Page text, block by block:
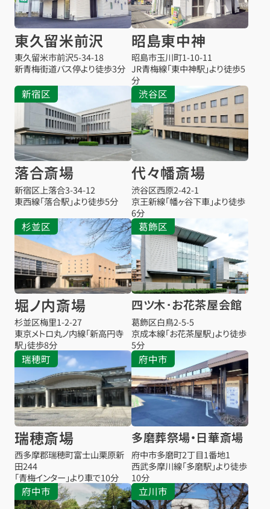
東久留米前沢
東久留米市前沢5-34-18
新青梅街道バス停より徒歩3分
昭島東中神
昭島市玉川町1-10-11
JR青梅線「東中神駅」より徒歩5
分
新宿区
落合斎場
新宿区上落合3-34-12
東西線「落合駅」より徒歩5分
渋谷区
代々幡斎場
渋谷区西原2-42-1
京王新線「幡ヶ谷下車」より徒歩
6分
杉並区
堀ノ内斎場
杉並区梅里1-2-27
東京メトロ丸ノ内線「新高円寺
駅」徒歩8分
葛飾区
四ツ木･お花茶屋会館
葛飾区白鳥2-5-5
京成本線「お花茶屋駅」より徒歩
5分
瑞穂町
瑞穂斎場
西多摩郡瑞穂町富士山栗原新
田244
「青梅インター」より車で10分
府中市
多磨葬祭場・日華斎場
府中市多磨町2丁目1番地1
西武多摩川線「多磨駅」より徒歩
10分
府中市 立川市